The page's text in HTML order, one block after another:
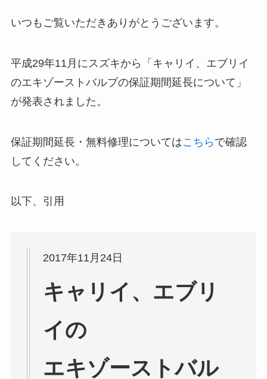
いつもご覧いただきありがとうございます。
平成29年11月にスズキから「キャリイ、エブリイ
のエキゾーストバルブの保証期間延長について」
が発表されました。
保証期間延長・無料修理についてはこちら で確認
してください。
以下、引用
2017年11月24日
キャリイ、エブリ
イの
エキゾーストバル